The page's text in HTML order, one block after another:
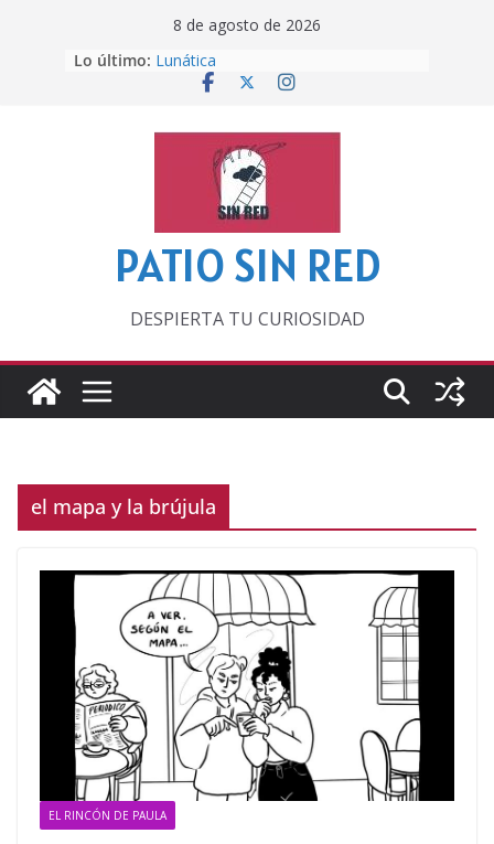
8 de agosto de 2026
Lo último: Lunática
Pero, hasta entonces…
‘La broma infinita’ de recomendar
lecturas veraniegas
Otra del Mundial
PATIO SIN RED
DESPIERTA TU CURIOSIDAD
el mapa y la brújula
EL RINCÓN DE PAULA